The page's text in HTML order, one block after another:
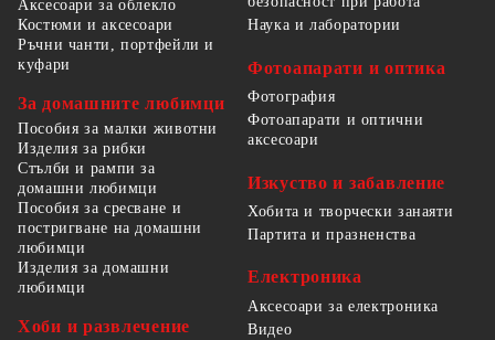
Аксесоари за облекло
Костюми и аксесоари
Ръчни чанти, портфейли и
куфари
За домашните любимци
Пособия за малки животни
Изделия за рибки
Стълби и рампи за
домашни любимци
Пособия за сресване и
постригване на домашни
любимци
Изделия за домашни
любимци
Хоби и развлечение
Наука и лаборатории
Фотоапарати и оптика
Фотография
Фотоапарати и оптични
аксесоари
Изкуство и забавление
Хобита и творчески занаяти
Партита и празненства
Електроника
Аксесоари за електроника
Видео